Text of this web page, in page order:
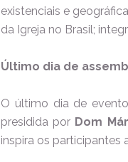
existenciais e
da Igreja no Brasil;
Último dia de
O último dia de
presidida por Dom
inspira os participantes